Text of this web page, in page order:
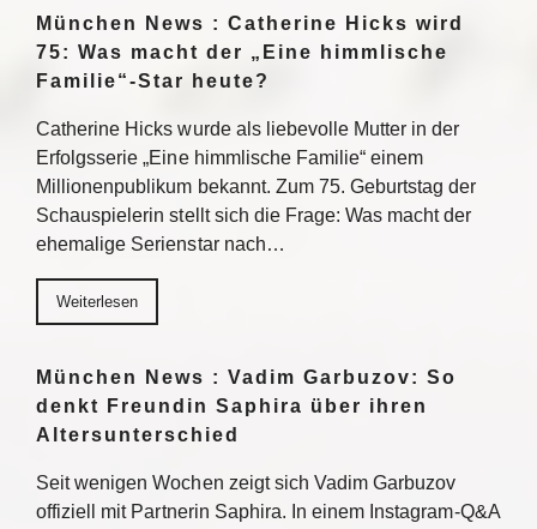
München News : Catherine Hicks wird
75: Was macht der „Eine himmlische
Familie“-Star heute?
Catherine Hicks wurde als liebevolle Mutter in der
Erfolgsserie „Eine himmlische Familie“ einem
Millionenpublikum bekannt. Zum 75. Geburtstag der
Schauspielerin stellt sich die Frage: Was macht der
ehemalige Serienstar nach…
Weiterlesen
München News : Vadim Garbuzov: So
denkt Freundin Saphira über ihren
Altersunterschied
Seit wenigen Wochen zeigt sich Vadim Garbuzov
offiziell mit Partnerin Saphira. In einem Instagram-Q&A